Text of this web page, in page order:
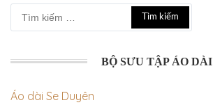
Tìm
kiếm
BỘ SƯU TẬP ÁO DÀI
Áo dài Se Duyên